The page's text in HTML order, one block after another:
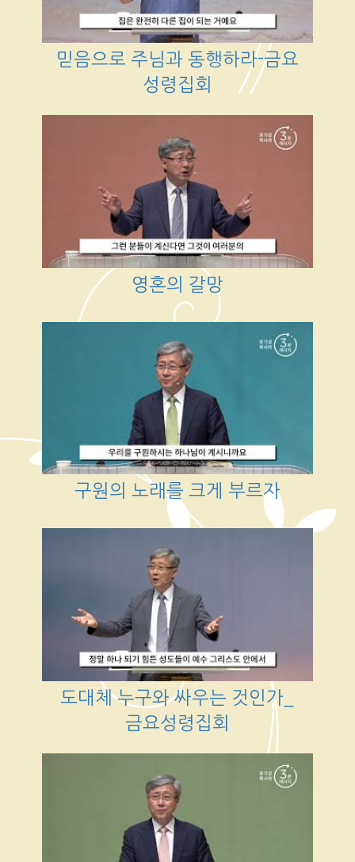
믿음으로 주님과 동행하라-금요
성령집회
영혼의 갈망
구원의 노래를 크게 부르자
도대체 누구와 싸우는 것인가_
금요성령집회